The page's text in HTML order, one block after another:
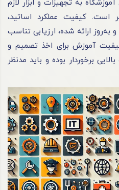
به تجهیزات و ابزار لازم
است. کیفیت عملکرد اساتید،
به‌روز ارائه شده، ارزیابی تناسب
آموزش برای اخذ تصمیم و
برخوردار بوده و باید مدنظر